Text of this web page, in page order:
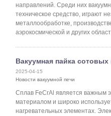
направлений. Среди них
техническое средство, играют
металлообработке,
аэрокосмической и других
Вакуумная пайка
2025-04-15
Новости вакуумной печи
Сплав FeCrAl является важным
материалом и широко
нагревательных элементах.